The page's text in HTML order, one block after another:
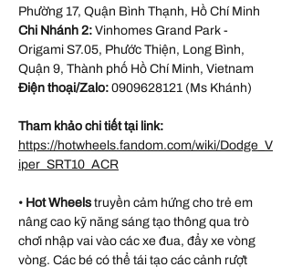
Phường 17, Quận Bình Thạnh, Hồ Chí Minh
Chi Nhánh 2: Vinhomes Grand Park -
Origami S7.05, Phước Thiện, Long Bình,
Quận 9, Thành phố Hồ Chí Minh, Vietnam
Điện thoại/Zalo: 0909628121 (Ms Khánh)
Tham khảo chi tiết tại link:
https://hotwheels.fandom.com/wiki/Dodge_V
iper_SRT10_ACR
• Hot Wheelstruyền cảm hứng cho trẻ em
nâng cao kỹ năng sáng tạo thông qua trò
chơi nhập vai vào các xe đua, đẩy xe vòng
vòng. Các bé có thể tái tạo các cảnh rượt